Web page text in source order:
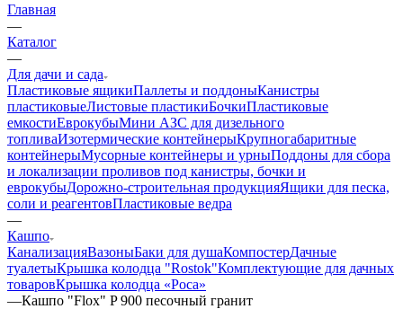
Главная
—
Каталог
—
Для дачи и сада
Пластиковые ящикиПаллеты и поддоныКанистры
пластиковыеЛистовые пластикиБочкиПластиковые
емкостиЕврокубыМини АЗС для дизельного
топливаИзотермические контейнерыКрупногабаритные
контейнерыМусорные контейнеры и урныПоддоны для сбора
и локализации проливов под канистры, бочки и
еврокубыДорожно-строительная продукцияЯщики для песка,
соли и реагентовПластиковые ведра
—
Кашпо
КанализацияВазоныБаки для душаКомпостерДачные
туалетыКрышка колодца "Rostok"Комплектующие для дачных
товаровКрышка колодца «Роса»
—Кашпо "Flox" P 900 песочный гранит